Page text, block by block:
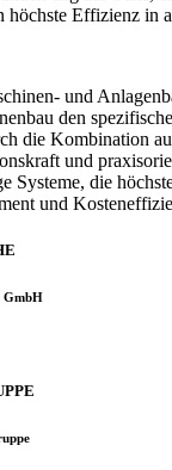
höchste Effizienz in
und
den
die Kombination
und
Systeme, die
und
GmbH